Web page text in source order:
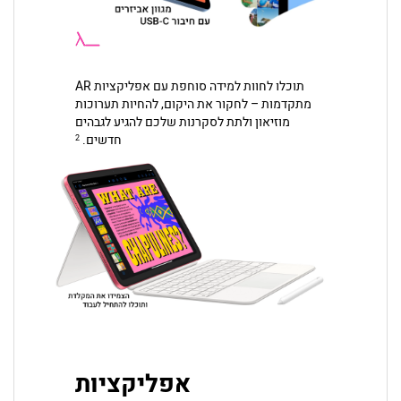
תוכלו לחוות למידה סוחפת עם אפליקציות AR
מתקדמות – לחקור את היקום, להחיות תערוכות
מוזיאון ולתת לסקרנות שלכם להגיע לגבהים
חדשים. 2
אפליקציות